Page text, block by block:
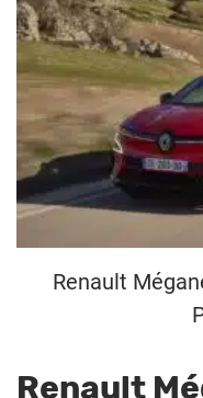
Renault
Renault